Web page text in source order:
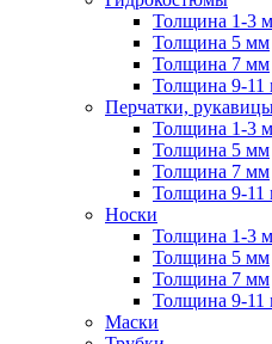
Толщина 1-3
Толщина 5 мм
Толщина 7 мм
Толщина 9-11
Перчатки,
Толщина 1-3
Толщина 5 мм
Толщина 7 мм
Толщина 9-11
Носки
Толщина 1-3
Толщина 5 мм
Толщина 7 мм
Толщина 9-11
Маски